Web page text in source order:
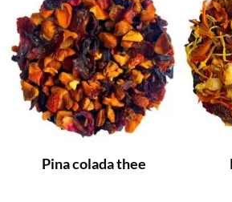
Pina colada thee